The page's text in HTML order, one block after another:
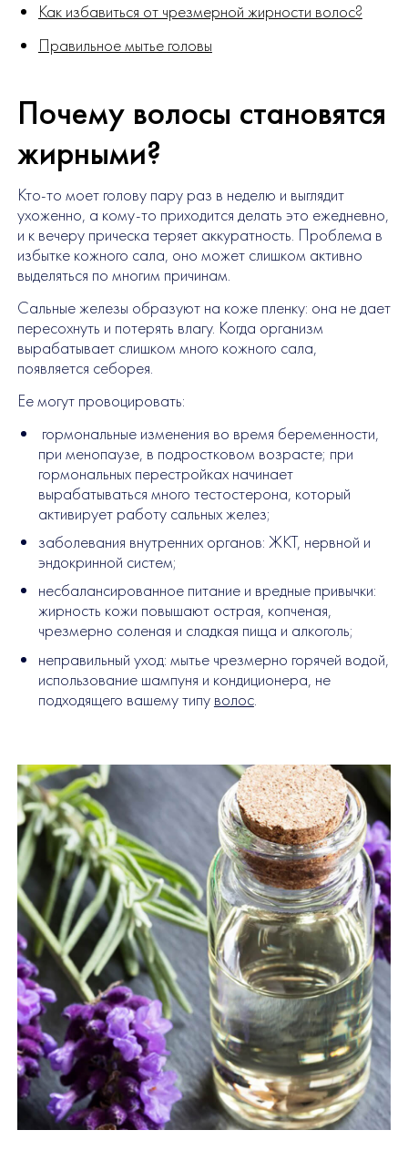
Как избавиться от чрезмерной жирности волос?
Правильное мытье головы
Почему волосы становятся
жирными?
Кто-то моет голову пару раз в неделю и выглядит
ухоженно, а кому-то приходится делать это ежедневно,
и к вечеру прическа теряет аккуратность. Проблема в
избытке кожного сала, оно может слишком активно
выделяться по многим причинам.
Сальные железы образуют на коже пленку: она не дает
пересохнуть и потерять влагу. Когда организм
вырабатывает слишком много кожного сала,
появляется себорея.
Ее могут провоцировать:
гормональные изменения во время беременности,
при менопаузе, в подростковом возрасте; при
гормональных перестройках начинает
вырабатываться много тестостерона, который
активирует работу сальных желез;
заболевания внутренних органов: ЖКТ, нервной и
эндокринной систем;
несбалансированное питание и вредные привычки:
жирность кожи повышают острая, копченая,
чрезмерно соленая и сладкая пища и алкоголь;
неправильный уход: мытье чрезмерно горячей водой,
использование шампуня и кондиционера, не
подходящего вашему типу волос.